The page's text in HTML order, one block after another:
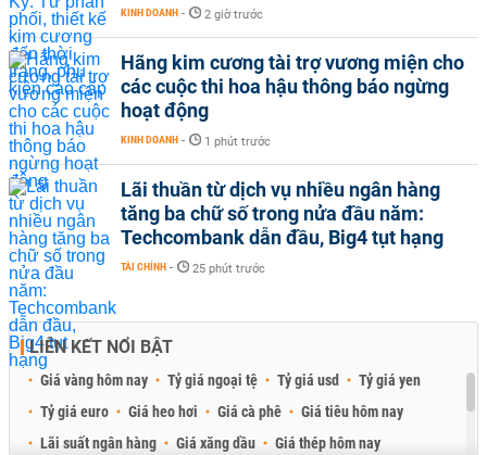
KINH DOANH - 2 giờ trước
Hãng kim cương tài trợ vương miện cho
các cuộc thi hoa hậu thông báo ngừng
hoạt động
KINH DOANH - 1 phút trước
Lãi thuần từ dịch vụ nhiều ngân hàng
tăng ba chữ số trong nửa đầu năm:
Techcombank dẫn đầu, Big4 tụt hạng
TÀI CHÍNH - 25 phút trước
LIÊN KẾT NỔI BẬT
Giá vàng hôm nay Tỷ giá ngoại tệ Tỷ giá usd
Tỷ giá yen
Tỷ giá euro
Giá heo hơi Giá cà phê
Giá tiêu hôm nay
Lãi suất ngân hàng
Giá xăng dầu Giá thép hôm nay